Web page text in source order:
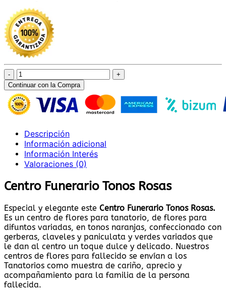
Centro
Funerario
Tonos
Rosas
cantidad
Continuar con la Compra
Descripción
Información adicional
Información Interés
Valoraciones (0)
Centro Funerario Tonos Rosas
Especial y elegante este Centro Funerario Tonos Rosas.
Es un centro de flores para tanatorio, de flores para
difuntos variadas, en tonos naranjas, confeccionado con
gerberas, claveles y paniculata y verdes variados que
le dan al centro un toque dulce y delicado. Nuestros
centros de flores para fallecido se envían a los
Tanatorios como muestra de cariño, aprecio y
acompañamiento para la familia de la persona
fallecida.